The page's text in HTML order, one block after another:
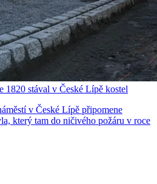
1820 stával v České Lípě kostel
v České Lípě připomene
který tam do ničivého požáru v roce